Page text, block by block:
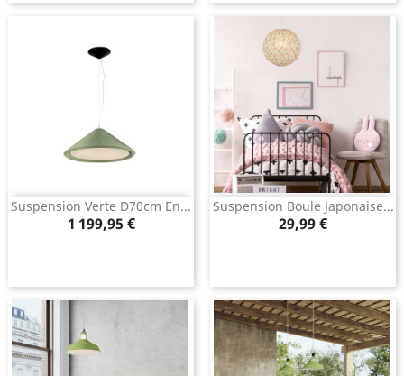
Suspension Verte D70cm En...
Prix
1 199,95 €
Suspension Boule Japonaise...
Prix
29,99 €